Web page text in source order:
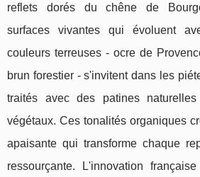
reflets dorés du chêne de
surfaces vivantes qui évoluent
couleurs terreuses - ocre de
brun forestier - s'invitent dans les
traités avec des patines
végétaux. Ces tonalités organiques
apaisante qui transforme chaque
ressourçante. L'innovation